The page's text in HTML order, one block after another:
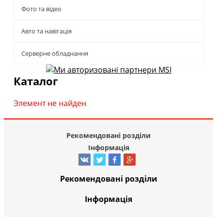
Фото та відео
Авто та навігація
Серверне обладнання
Каталог
Элемент не найден
Рекомендовані розділи
Інформація
Рекомендовані розділи
Інформація